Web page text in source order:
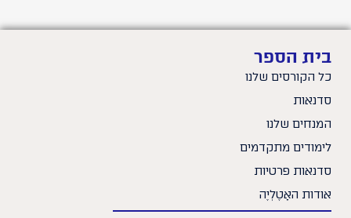
בית הספר
כל הקורסים שלנו
סדנאות
המנחים שלנו
לימודים מתקדמים
סדנאות פרטיות
אודות האָטֶלְיֶה